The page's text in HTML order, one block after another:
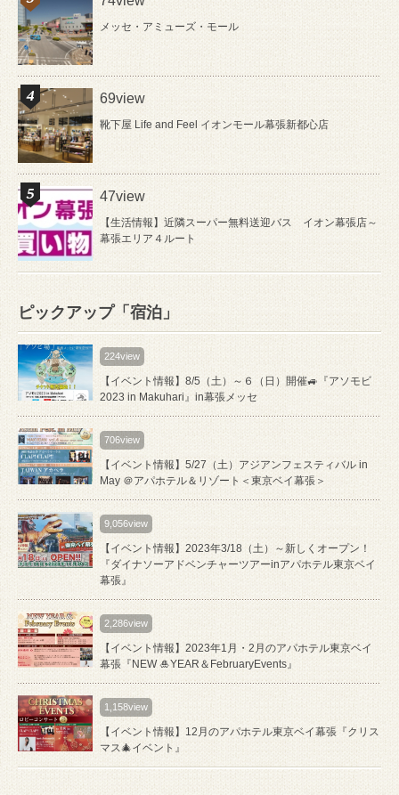
メッセ・アミューズ・モール
69view
靴下屋 Life and Feel イオンモール幕張新都心店
47view
【生活情報】近隣スーパー無料送迎バス イオン幕張店～
幕張エリア４ルート
ピックアップ「宿泊」
224view
【イベント情報】8/5（土）～６（日）開催🚙『アソモビ
2023 in Makuhari』in幕張メッセ
706view
【イベント情報】5/27（土）アジアンフェスティバル in
May ＠アパホテル＆リゾート＜東京ベイ幕張＞
9,056view
【イベント情報】2023年3/18（土）～新しくオープン！
『ダイナソーアドベンチャーツアーinアパホテル東京ベイ
幕張』
2,286view
【イベント情報】2023年1月・2月のアパホテル東京ベイ
幕張『NEW 🎍YEAR＆FebruaryEvents』
1,158view
【イベント情報】12月のアパホテル東京ベイ幕張『クリス
マス🎄イベント』